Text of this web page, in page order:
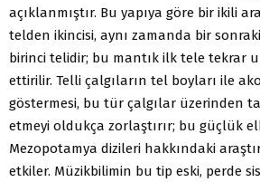
açıklanmıştır. Bu yapıya göre bir ikili
telden ikincisi, aynı zamanda bir
birinci telidir; bu mantık ilk tele tekrar
ettirilir. Telli çalgıların tel boyları ile
göstermesi, bu tür çalgılar üzerinden
etmeyi oldukça zorlaştırır; bu güçlük
Mezopotamya dizileri hakkındaki
etkiler. Müzikbilimin bu tip eski, perde